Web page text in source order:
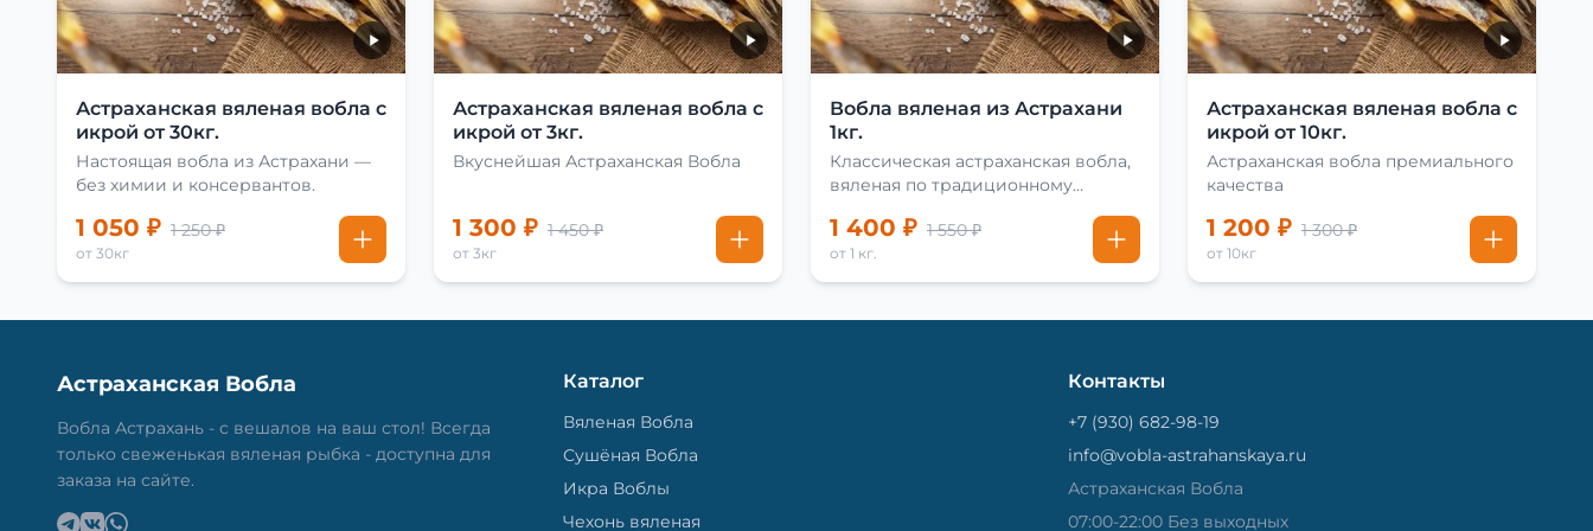
Астраханская вяленая вобла с
икрой от 30кг.
Настоящая вобла из Астрахани —
без химии и консервантов.
1 050 ₽ 1 250 ₽
от 30кг
Астраханская вяленая вобла с
икрой от 3кг.
Вкуснейшая Астраханская Вобла
1 300 ₽ 1 450 ₽
от 3кг
Вобла вяленая из Астрахани
1кг.
Классическая астраханская вобла,
вяленая по традиционному
1 400 ₽ 1 550 ₽
от 1 кг.
Астраханская вяленая вобла с
икрой от 10кг.
Астраханская вобла премиального
качества
1 200 ₽ 1 300 ₽
от 10кг
Астраханская Вобла
Вобла Астрахань - с вешалов на ваш стол! Всегда
только свеженькая вяленая рыбка - доступна для
заказа на сайте.
Каталог
Вяленая Вобла
Сушёная Вобла
Икра Воблы
Чехонь вяленая
Контакты
+7 (930) 682-98-19
info@vobla-astrahanskaya.ru
Астраханская Вобла
07:00-22:00 Без выходных